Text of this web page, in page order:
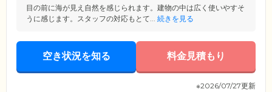
目の前に海が見え自然を感じられます。建物の中は広く使いやすそ
うに感じます。スタッフの対応もとて... 続きを見る
空き状況を知る 料金見積もり
※2026/07/27更新